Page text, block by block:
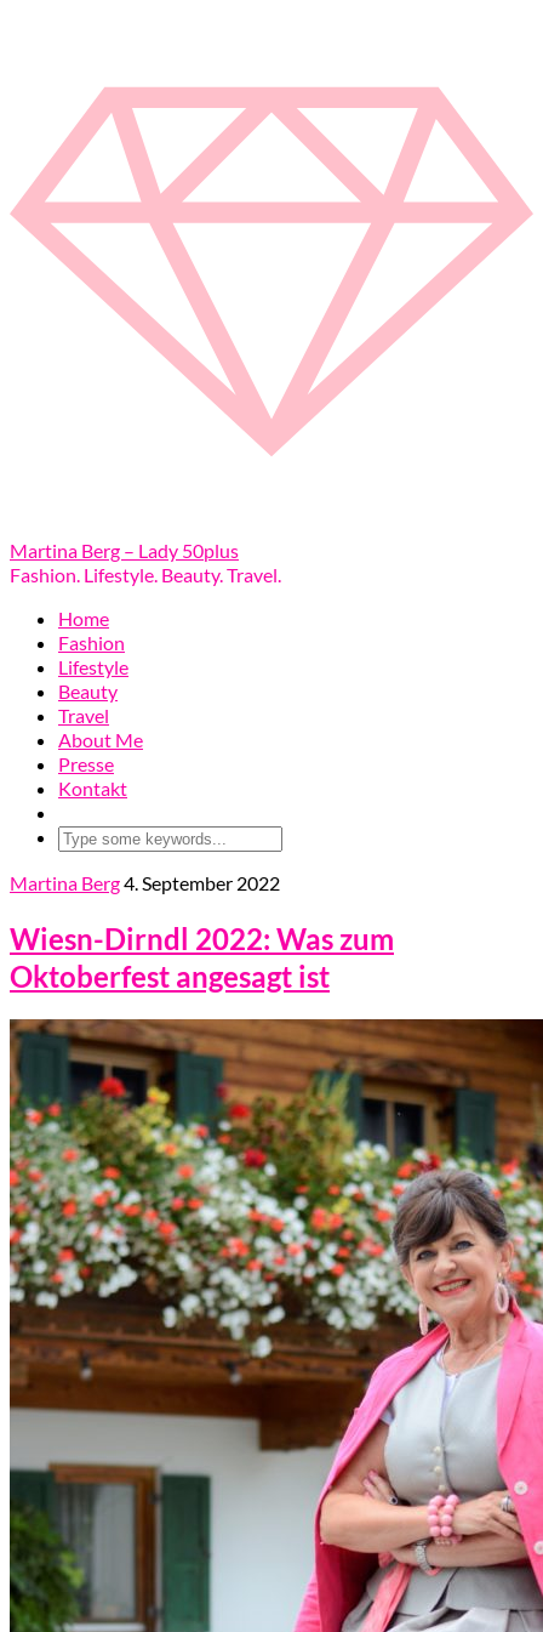
Martina Berg – Lady 50plus
Fashion. Lifestyle. Beauty. Travel.
Home
Fashion
Lifestyle
Beauty
Travel
About Me
Presse
Kontakt
Martina Berg4. September 2022
Wiesn-Dirndl 2022: Was zum
Oktoberfest angesagt ist